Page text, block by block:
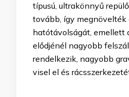
típusú, ultrakönnyű
tovább, így megnövelték
hatótávolságát, emellett
elődjénél nagyobb
rendelkezik, nagyobb
visel el és